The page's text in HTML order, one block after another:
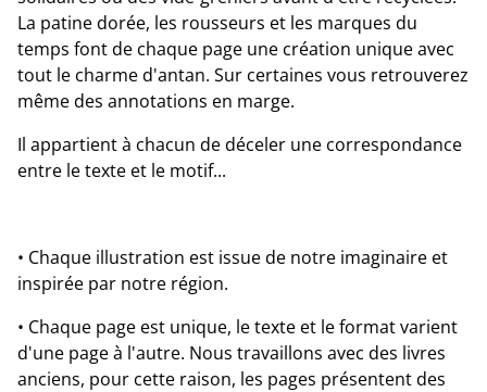
La patine dorée, les rousseurs et les marques du
temps font de chaque page une création unique avec
tout le charme d'antan. Sur certaines vous retrouverez
même des annotations en marge.
Il appartient à chacun de déceler une correspondance
entre le texte et le motif...
• Chaque illustration est issue de notre imaginaire et
inspirée par notre région.
• Chaque page est unique, le texte et le format varient
d'une page à l'autre. Nous travaillons avec des livres
anciens, pour cette raison, les pages présentent des